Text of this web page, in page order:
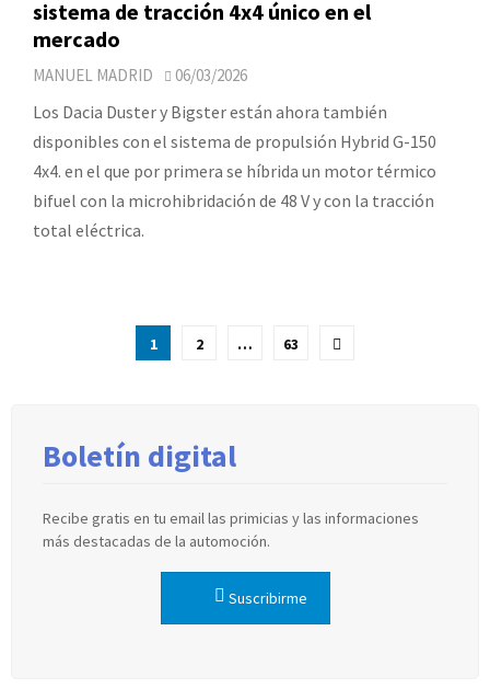
sistema de tracción 4x4 único en el
mercado
MANUEL MADRID 06/03/2026
Los Dacia Duster y Bigster están ahora también
disponibles con el sistema de propulsión Hybrid G-150
4x4. en el que por primera se híbrida un motor térmico
bifuel con la microhibridación de 48 V y con la tracción
total eléctrica.
Paginación
1 2 … 63
Boletín digital
Recibe gratis en tu email las primicias y las informaciones
más destacadas de la automoción.
Suscribirme